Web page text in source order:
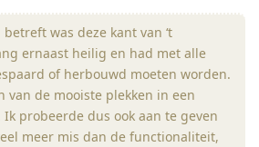
was deze kant van ‘t
ernaast heilig en had met alle
of herbouwd moeten worden.
van de mooiste plekken in een
probeerde dus ook aan te geven
meer mis dan de functionaliteit,